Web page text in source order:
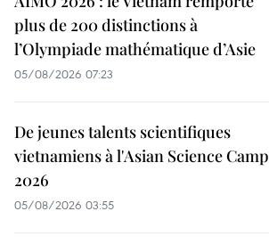
plus de 200 distinctions à
l’Olympiade mathématique d’Asie
05/08/2026 07:23
De jeunes talents scientifiques
vietnamiens à l'Asian Science Camp
2026
05/08/2026 03:55